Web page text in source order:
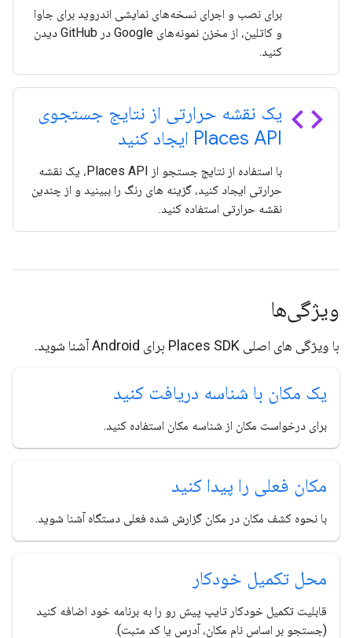
برای نصب و اجرای نسخه‌های نمایشی اندروید برای جاوا
و کاتلین، از مخزن نمونه‌های Google در GitHub دیدن
کنید.
code یک نقشه حرارتی از نتایج جستجوی
Places API ایجاد کنید
با استفاده از نتایج جستجو از Places API، یک نقشه
حرارتی ایجاد کنید، گزینه های رنگ را ببینید و از چندین
نقشه حرارتی استفاده کنید.
ویژگی‌ها
با ویژگی های اصلی Places SDK برای Android آشنا شوید.
یک مکان با شناسه دریافت کنید
برای درخواست مکان از شناسه مکان استفاده کنید.
مکان فعلی را پیدا کنید
با نحوه کشف مکان در مکان گزارش شده فعلی دستگاه آشنا شوید.
محل تکمیل خودکار
قابلیت تکمیل خودکار تایپ پیش رو را به برنامه خود اضافه کنید
(جستجو بر اساس نام مکان، آدرس یا کد مثبت).